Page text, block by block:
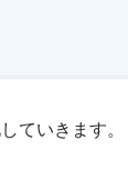
ていきます。